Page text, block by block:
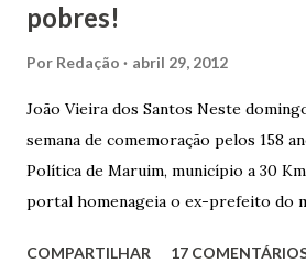
pobres!
Por Redação abril 29, 2012
João Vieira dos Santos Neste
semana de comemoração pelos 158
Política de Maruim, município a 30
portal homenageia o ex-prefeito do
Vieira dos Santos e Arlinda Barroso
COMPARTILHAR 17